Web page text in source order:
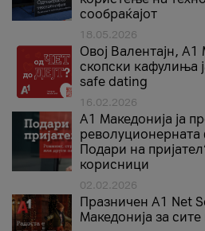
сообраќајот
18.05.2026
Овој Валентајн, A1
скопски кафулиња
safe dating
16.02.2026
А1 Македонија ја
Подари на
корисници
02.02.2026
Празничен A1 Net
Македонија за